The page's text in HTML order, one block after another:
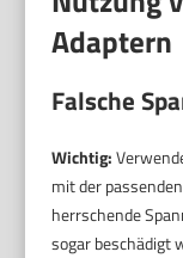
Adaptern
Falsche
Wichtig:
mit der
herrschende
sogar beschädigt